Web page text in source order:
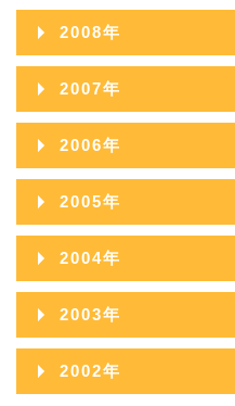
2010年11月
2010年10月
2010年09月
2010年08月
2010年07月
2010年06月
2010年05月
2010年03月
2009年12月
2009年11月
2009年10月
2009年09月
2009年08月
2009年07月
2009年06月
2009年05月
2008年
2008年12月
2008年11月
2008年10月
2008年09月
2008年08月
2008年07月
2008年06月
2008年05月
2007年
2007年12月
2007年11月
2007年10月
2007年09月
2007年08月
2007年07月
2006年
2006年12月
2006年11月
2006年10月
2006年09月
2006年08月
2005年
2005年12月
2005年11月
2005年10月
2005年09月
2004年
2004年12月
2004年11月
2004年10月
2003年
2003年12月
2002年